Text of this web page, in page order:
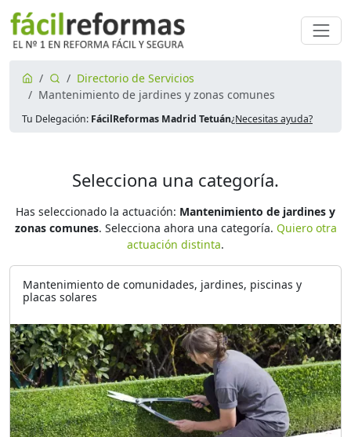
Directorio de Servicios
Mantenimiento de jardines y zonas comunes
Tu Delegación: FácilReformas Madrid Tetuán¿Necesitas ayuda?
Selecciona una categoría.
Has seleccionado la actuación: Mantenimiento de jardines y
zonas comunes. Selecciona ahora una categoría. Quiero otra
actuación distinta.
Mantenimiento de comunidades, jardines, piscinas y
placas solares